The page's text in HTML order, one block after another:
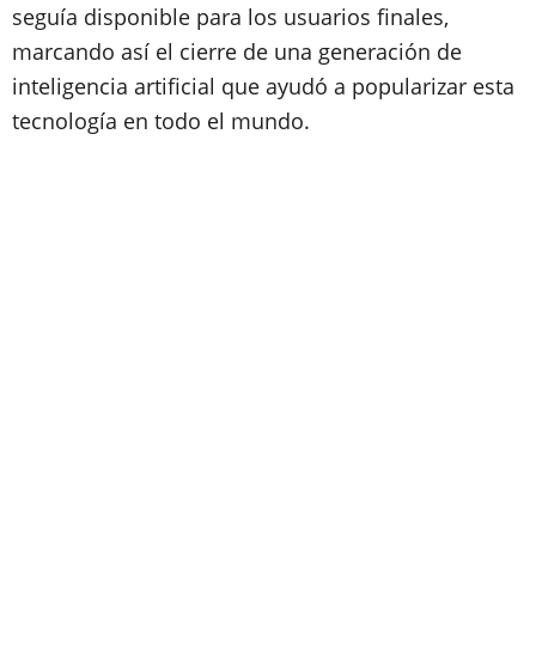
seguía disponible para los usuarios finales,
marcando así el cierre de una generación de
inteligencia artificial que ayudó a popularizar esta
tecnología en todo el mundo.